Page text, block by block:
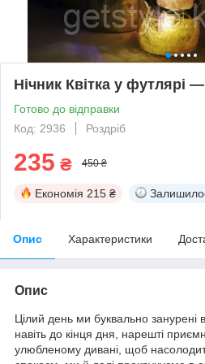
Нічник Квітка у футлярі
Готово до відправки
Код: 2936
Роздріб
235 ₴ 450 ₴
Економія 215 ₴
Опис Характеристики
Опис
Цілий день ми буквально занурені
навіть до кінця дня, нарешті
улюбленому дивані, щоб